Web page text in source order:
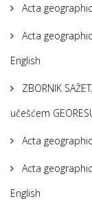
Acta
Acta
English
ZBORNIK
učešćem
Acta
Acta
English